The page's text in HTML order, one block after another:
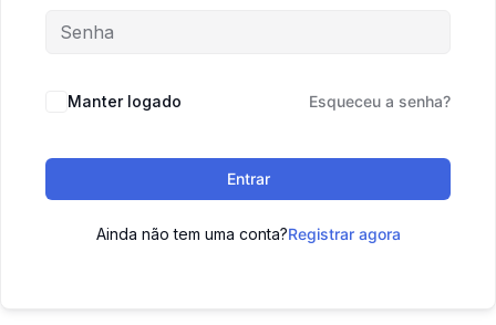
Manter logado Esqueceu a senha?
Entrar
Ainda não tem uma conta?Registrar agora